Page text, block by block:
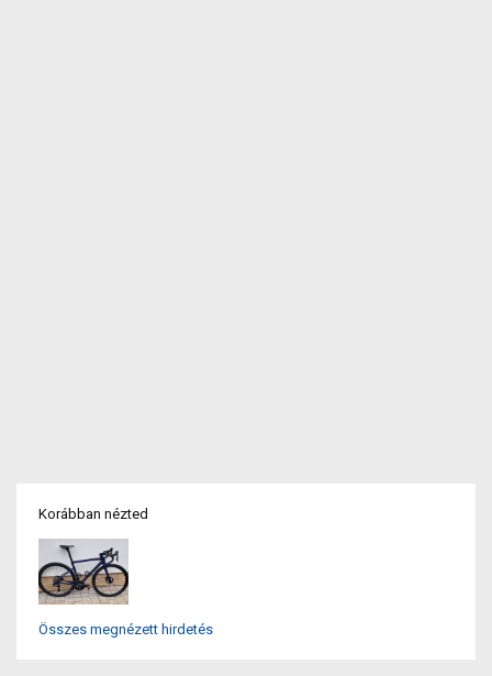
Korábban nézted
Összes megnézett hirdetés